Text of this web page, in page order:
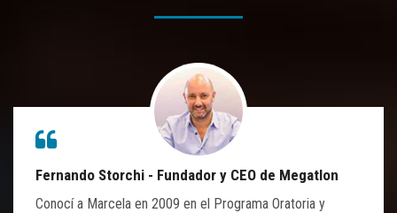
Fernando Storchi - Fundador y CEO de Megatlon
Conocí a Marcela en 2009 en el Programa Oratoria y